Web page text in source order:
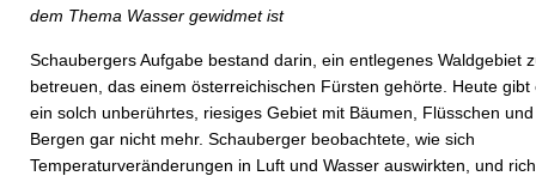
dem Thema Wasser gewidmet ist
Schaubergers Aufgabe bestand darin, ein entlegenes Waldgebiet
betreuen, das einem österreichischen Fürsten gehörte. Heute gibt
ein solch unberührtes, riesiges Gebiet mit Bäumen, Flüsschen und
Bergen gar nicht mehr. Schauberger beobachtete, wie sich
Temperaturveränderungen in Luft und Wasser auswirkten, und